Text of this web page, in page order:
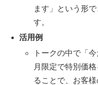
ます」という形
す。
活用例
トークの中で「
月限定で特別価
ることで、お客